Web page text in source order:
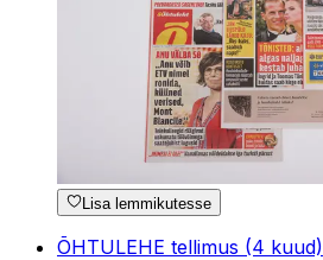
Lisa lemmikutesse
ÕHTULEHE tellimus (4 kuud)